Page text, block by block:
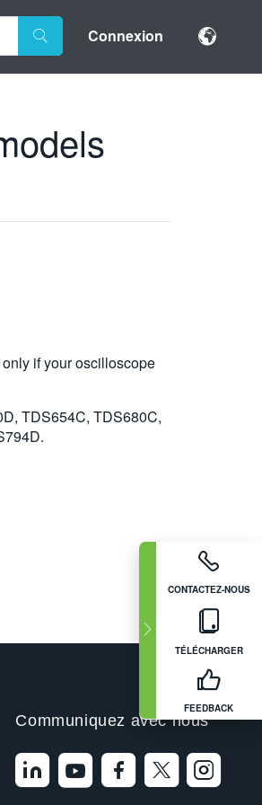
Connexion
CONTACTEZ-NOUS
TÉLÉCHARGER
FEEDBACK
if your oscilloscope
TDS654C, TDS680C,
Communiquez avec nous